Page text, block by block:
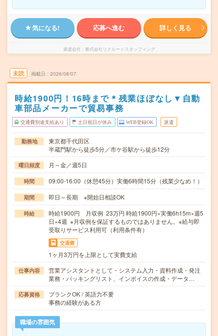
気になる! 応募へ進む 詳しく見る
派遣会社 株式会社リクルートスタッフィング
未読 掲載日 2026/08/07
時給1900円！16時まで＊残業ほぼなし▼自動
車部品メーカーで貿易事務
交通費別途支給あり 土日祝日が休み WEB登録OK 派遣
勤務地
東京都千代田区
半蔵門駅から徒歩5分／市ケ谷駅から徒歩12分
曜日頻度 月～金／週5日
時間 09:00-16:00（休憩45分）実働6時間15分（残業少なめ！）
期間 即日～長期 ※開始日相談OK
時給
時給1900円 月収例 23万円 時給1900円×実働6h15m×週5
日×4週 ※月収例を保証するものではありません。※給与即
受取りサービス利用可（利用条件有）
交通費
1ヶ月3万円を上限として実費支給
仕事内容
営業アシスタントとして・システム入力・資料作成・発注
業務・パッキングリスト、インボイスの作成・データ…
応募資格
ブランクOK / 英語力不要
事務の経験がある方
職場の雰囲気